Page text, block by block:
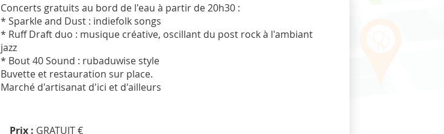
Concerts gratuits au bord de l'eau à partir de 20h30 :
* Sparkle and Dust : indiefolk songs
* Ruff Draft duo : musique créative, oscillant du post rock à l'ambiant
jazz
* Bout 40 Sound : rubaduwise style
Buvette et restauration sur place.
Marché d'artisanat d'ici et d'ailleurs
Prix : GRATUIT €